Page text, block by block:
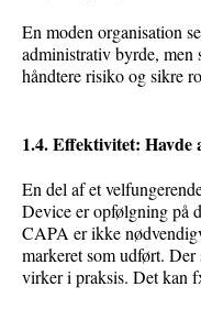
En moden organisation
administrativ byrde, men
håndtere risiko og sikre
1.4. Effektivitet: Havde
En del af et
Device er opfølgning på
CAPA er ikke
markeret som udført.
virker i praksis. Det kan